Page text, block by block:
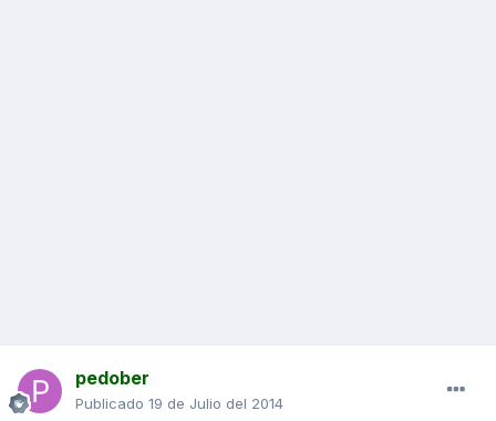
pedober
Publicado 19 de Julio del 2014